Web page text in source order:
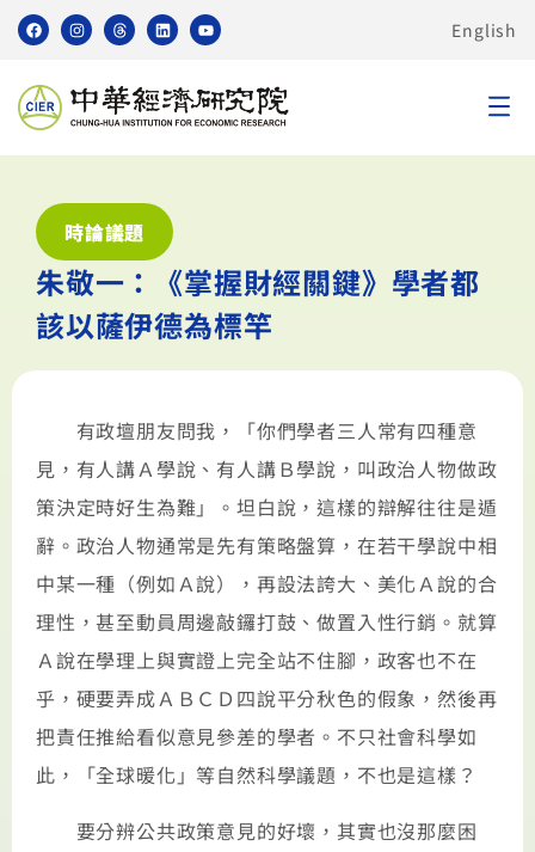
English
時論議題
朱敬一：《掌握財經關鍵》學者都
該以薩伊德為標竿
有政壇朋友問我，「你們學者三人常有四種意
見，有人講Ａ學說、有人講Ｂ學說，叫政治人物做政
策決定時好生為難」。坦白說，這樣的辯解往往是遁
辭。政治人物通常是先有策略盤算，在若干學說中相
中某一種（例如Ａ說），再設法誇大、美化Ａ說的合
理性，甚至動員周邊敲鑼打鼓、做置入性行銷。就算
Ａ說在學理上與實證上完全站不住腳，政客也不在
乎，硬要弄成ＡＢＣＤ四說平分秋色的假象，然後再
把責任推給看似意見參差的學者。不只社會科學如
此，「全球暖化」等自然科學議題，不也是這樣？
要分辨公共政策意見的好壞，其實也沒那麼困